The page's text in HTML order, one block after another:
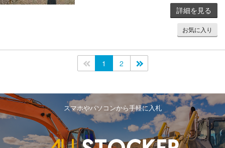
詳細を見る
お気に入り
<<1 2
スマホやパソコンから手軽に入札